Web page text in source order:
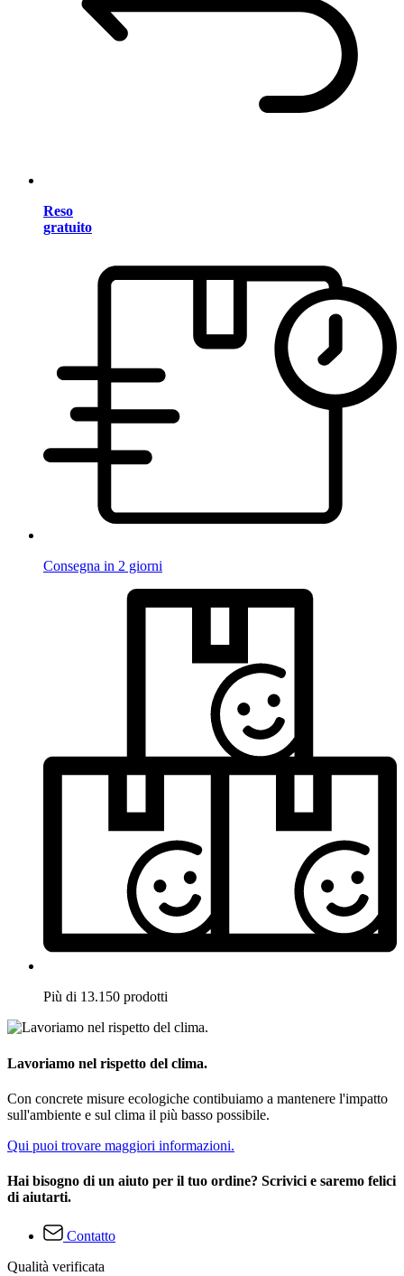
Reso
gratuito
Consegna in 2 giorni
Più di 13.150 prodotti
Lavoriamo nel rispetto del clima.
Con concrete misure ecologiche contibuiamo a mantenere l'impatto
sull'ambiente e sul clima il più basso possibile.
Qui puoi trovare maggiori informazioni.
Hai bisogno di un aiuto per il tuo ordine? Scrivici e saremo felici
di aiutarti.
Contatto
Qualità verificata